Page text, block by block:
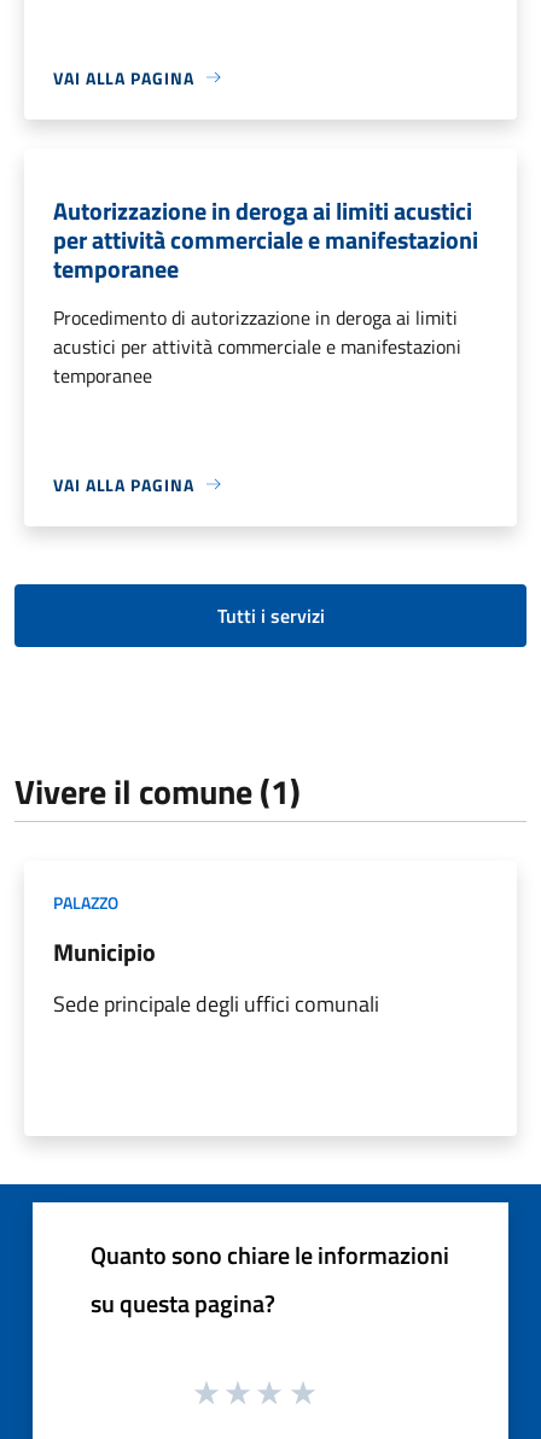
VAI ALLA PAGINA
Autorizzazione in deroga ai limiti acustici
per attività commerciale e manifestazioni
temporanee
Procedimento di autorizzazione in deroga ai limiti
acustici per attività commerciale e manifestazioni
temporanee
VAI ALLA PAGINA
Tutti i servizi
Vivere il comune (1)
PALAZZO
Municipio
Sede principale degli uffici comunali
Quanto sono chiare le informazioni
su questa pagina?